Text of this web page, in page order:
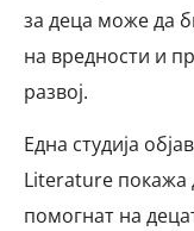
за деца може да
на вредности и
развој.
Една студија
Literature покажа
помогнат на